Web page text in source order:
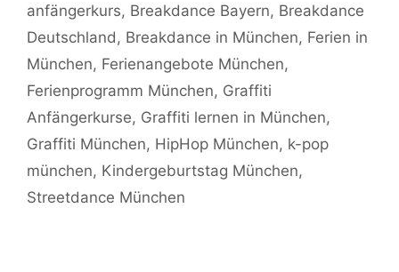
anfängerkurs, Breakdance Bayern, Breakdance
Deutschland , Breakdance in München, Ferien in
München, Ferienangebote München,
Ferienprogramm München, Graffiti
Anfängerkurse, Graffiti lernen in München,
Graffiti München, HipHop München, k-pop
münchen, Kindergeburtstag München,
Streetdance München